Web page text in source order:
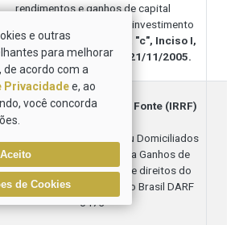
rendimentos e ganhos de capital
pelos fundos de investimento
Base Legal:
Alínea "c", Inciso I,
70 da Lei Nº 11196 DE 21/11/2005.
de Renda Retido na Fonte (IRRF)
de Residentes ou Domiciliados
no Exterior – Pessoa Jurídica Ganhos de
de alienação de bens e direitos do
circulante localizados no Brasil DARF
0473
e outras
para melhorar
de acordo com a
Privacidadee, ao
você concorda
Aceito
de Cookies